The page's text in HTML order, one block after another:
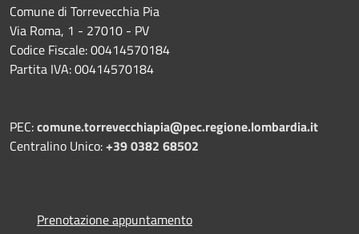
Comune di Torrevecchia Pia
Via Roma, 1 - 27010 - PV
Codice Fiscale: 00414570184
Partita IVA: 00414570184
PEC:comune.torrevecchiapia@pec.regione.lombardia.it
Centralino Unico:+39 0382 68502
Prenotazione appuntamento